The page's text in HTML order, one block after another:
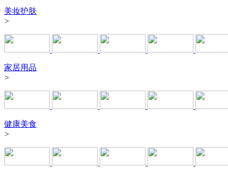
美妆护肤
>
家居用品
>
健康美食
>